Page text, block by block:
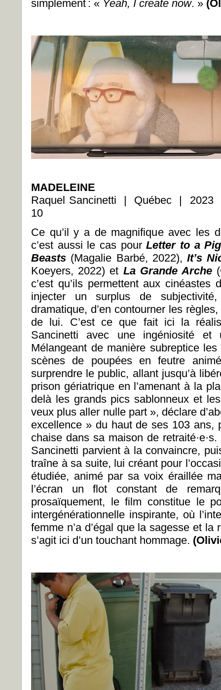
simplement : « Yeah, I create now. »
MADELEINE
Raquel Sancinetti | Québec |
10
Ce qu’il y a de magnifique avec les
c’est aussi le cas pourLetter to a Pig
Beasts (Magalie Barbé, 2022), It’s
Koeyers, 2022) et La Grande Arche (
c’est qu’ils permettent aux
injecter un surplus de
dramatique, d’en contourner les
de lui. C’est ce que fait ici la
Sancinetti avec une ingéniosité et
Mélangeant de manière subreptice
scènes de poupées en feutre
surprendre le public, allant jusqu’à
prison gériatrique en l’amenant à la
delà les grands pics sablonneux et
veux plus aller nulle part », déclare
excellence » du haut de ses 103 ans,
chaise dans sa maison de
Sancinetti parvient à la convaincre,
traîne à sa suite, lui créant pour
étudiée, animé par sa voix éraillée
l’écran un flot constant de
prosaïquement, le film constitue le
intergénérationnelle inspirante, où
femme n’a d’égal que la sagesse et
s’agit ici d’un touchant hommage.